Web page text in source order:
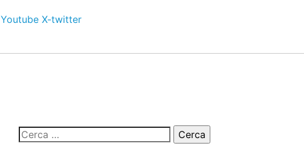
Youtube X-twitter